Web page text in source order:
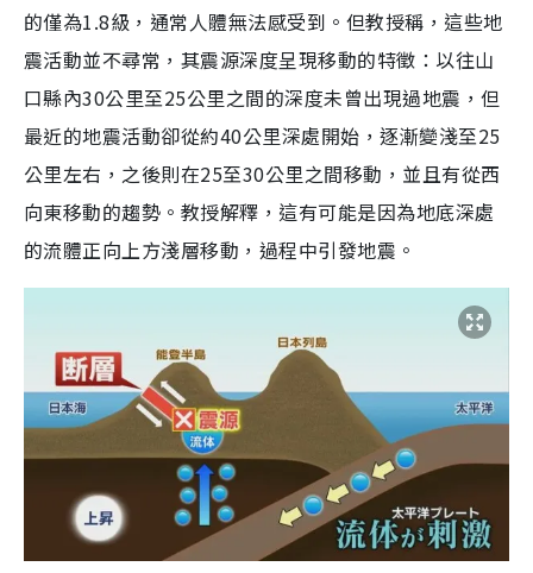
的僅為1.8級，通常人體無法感受到。但教授稱，這些地
震活動並不尋常，其震源深度呈現移動的特徵：以往山
口縣內30公里至25公里之間的深度未曾出現過地震，但
最近的地震活動卻從約40公里深處開始，逐漸變淺至25
公里左右，之後則在25至30公里之間移動，並且有從西
向東移動的趨勢。教授解釋，這有可能是因為地底深處
的流體正向上方淺層移動，過程中引發地震。